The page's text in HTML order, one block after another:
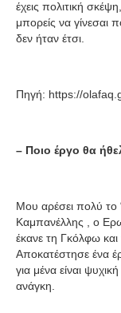
έχεις πολιτική
μπορείς να γίνεσαι
δεν ήταν έτσι.
Πηγή: https://
– Ποιο έργο θα
Μου αρέσει πολύ το
Καμπανέλλης , ο
έκανε τη Γκόλφω
Αποκατέστησε ένα
για μένα είναι
ανάγκη.